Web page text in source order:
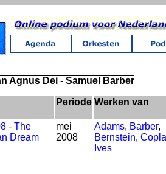
Agnus Dei - Samuel Barber
Periode Werken van
- The
Dream
mei
2008
Adams, Barber,
Bernstein,
Ives